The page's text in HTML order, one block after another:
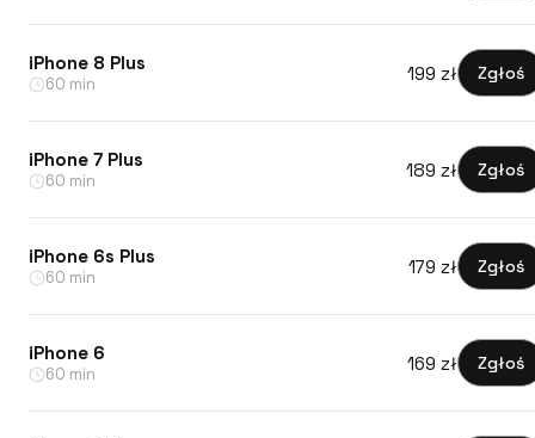
iPhone 8 Plus
60 min 199 zł Zgłoś
iPhone 7 Plus
60 min 189 zł Zgłoś
iPhone 6s Plus
60 min 179 zł Zgłoś
iPhone 6
60 min 169 zł Zgłoś